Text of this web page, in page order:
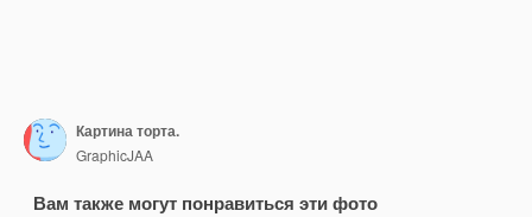
Картина торта.
GraphicJAA
Вам также могут понравиться эти фото